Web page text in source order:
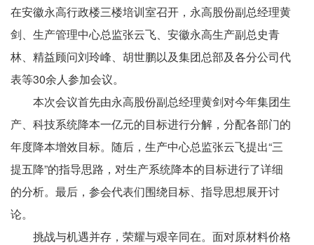
关注pa凯发真人  
在安徽永高行政楼三楼培训室召开，永高股份副总经理黄
剑、生产管理中心总监张云飞、安徽永高生产副总史青
林、精益顾问刘玲峰、胡世鹏以及集团总部及各分公司代
表等30余人参加会议。
本次会议首先由永高股份副总经理黄剑对今年集团生
产、科技系统降本一亿元的目标进行分解，分配各部门的
年度降本增效目标。随后，生产中心总监张云飞提出“三
提五降”的指导思路，对生产系统降本的目标进行了详细
的分析。最后，参会代表们围绕目标、指导思想展开讨
论。
挑战与机遇并存，荣耀与艰辛同在。面对原材料价格